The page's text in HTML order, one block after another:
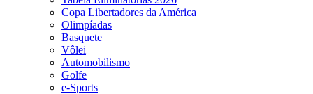
Copa Libertadores da América
Olimpíadas
Basquete
Vôlei
Automobilismo
Golfe
e-Sports